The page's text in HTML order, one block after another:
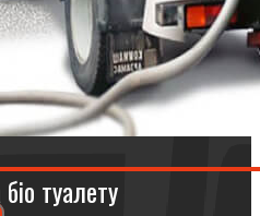
туалету